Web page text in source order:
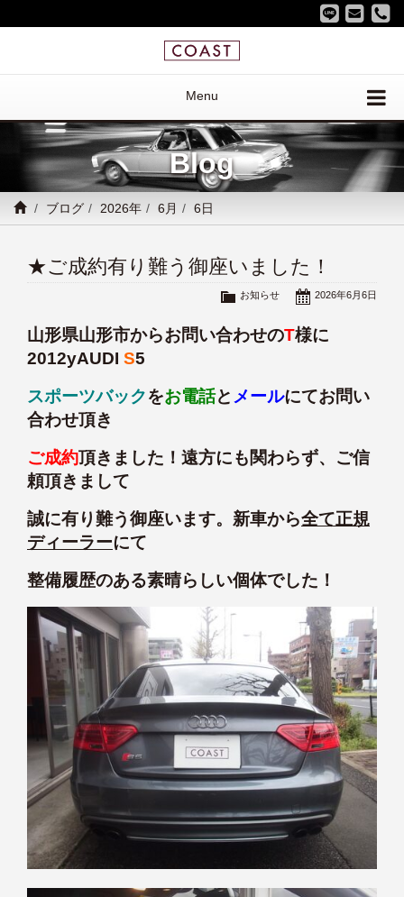
Menu
Blog
ブログ 2026年 6月 6日
★ご成約有り難う御座いました！
2026年6月6日
お知らせ
山形県山形市からお問い合わせのT様に
2012yAUDI S5
スポーツバックをお電話とメールにてお問い
合わせ頂き
ご成約頂きました！遠方にも関わらず、ご信
頼頂きまして
誠に有り難う御座います。新車から全て正規
ディーラーにて
整備履歴のある素晴らしい個体でした！